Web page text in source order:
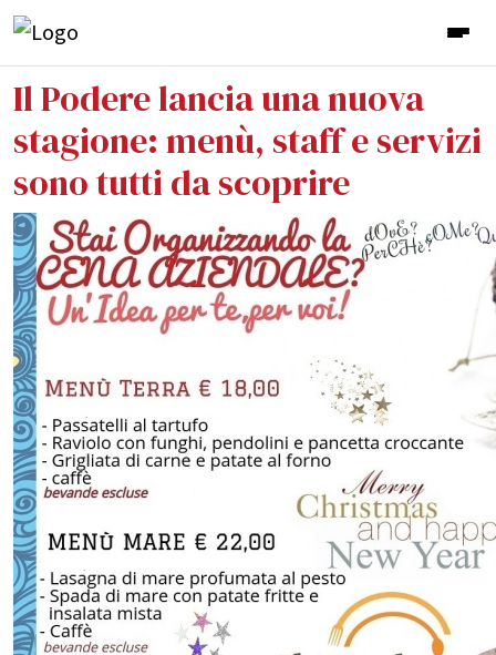
Il Podere lancia una nuova
stagione: menù, staff e servizi
sono tutti da scoprire